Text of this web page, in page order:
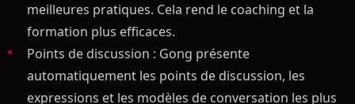
meilleures pratiques. Cela rend le coaching et la
formation plus efficaces.
Points de discussion : Gong présente
automatiquement les points de discussion, les
expressions et les modèles de conversation les plus